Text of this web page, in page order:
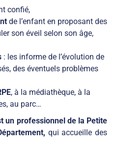
confié,
de l’enfant en proposant des
son éveil selon son âge,
: les informe de l’évolution de
des éventuels problèmes
, à la médiathèque, à la
au parc…
un professionnel de la Petite
qui accueille des